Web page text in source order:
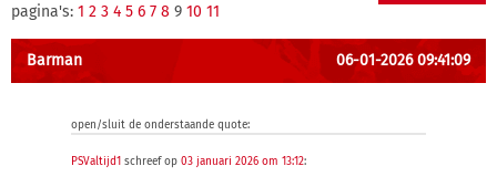
pagina's: 1 2 3 4 5 6 7 8 9 10 11
Barman 06-01-2026 09:41:09
open/sluit de onderstaande quote:
PSValtijd1 schreef op 03 januari 2026 om 13:12: